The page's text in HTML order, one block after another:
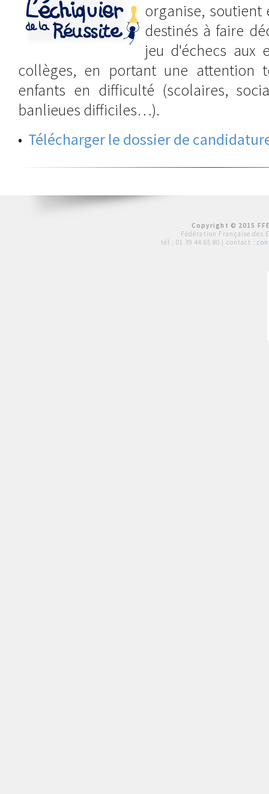
organise,
destinés à faire
jeu d'échecs aux
collèges, en portant une attention
enfants en difficulté (scolaires,
banlieues difficiles…).
• Télécharger le dossier de
Copyright © 2015
Fédération Française des
tél : 01 39 44 65 80 | contact :